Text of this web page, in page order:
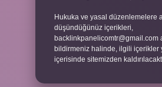
Hukuka ve yasal düzenlemelere
düşündüğünüz içerikleri,
backlinkpanelicomtr@gmail.com
bildirmeniz halinde, ilgili içerikler
içerisinde sitemizden